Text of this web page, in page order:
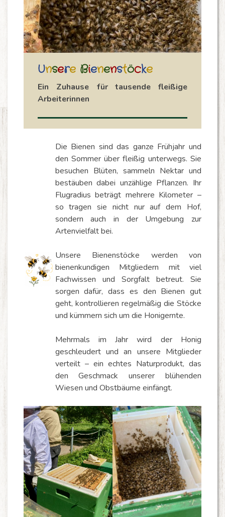
Unsere Bienenstöcke
Ein Zuhause für tausende fleißige
Arbeiterinnen
Die Bienen sind das ganze Frühjahr und
den Sommer über fleißig unterwegs. Sie
besuchen Blüten, sammeln Nektar und
bestäuben dabei unzählige Pflanzen. Ihr
Flugradius beträgt mehrere Kilometer –
so tragen sie nicht nur auf dem Hof,
sondern auch in der Umgebung zur
Artenvielfalt bei.
Unsere Bienenstöcke werden von
bienenkundigen Mitgliedern mit viel
Fachwissen und Sorgfalt betreut. Sie
sorgen dafür, dass es den Bienen gut
geht, kontrollieren regelmäßig die Stöcke
und kümmern sich um die Honigernte.
Mehrmals im Jahr wird der Honig
geschleudert und an unsere Mitglieder
verteilt – ein echtes Naturprodukt, das
den Geschmack unserer blühenden
Wiesen und Obstbäume einfängt.